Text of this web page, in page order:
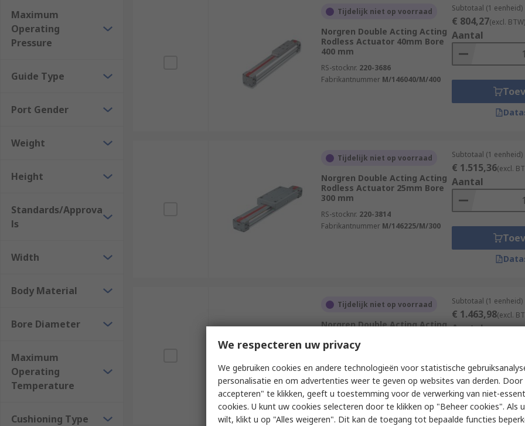
Maximum
Operating
Pressure
Guide Type
Port Gender
Weight
Height
Standards/Approva
ls
Width
Body Material
Bore Diameter
Maximum
Operating
Temperature
Cushioning Type
Tijdelijk niet op voorraad
Norgren Double Acting Acting
Rodless Actuator 40mm Bore
400 mm
RS-stocknr. 220-3686
Fabrikantnummer M/146040/M/400
Subtotaal (1 eenheid)
€ 804,27(excl. BTW)
Aantal
Tijdelijk niet op voorraad
Norgren Double Acting Acting
Rodless Actuator 25mm Bore
300 mm
RS-stocknr. 220-3814
Fabrikantnummer M/146225/M/300
Subtotaal (1 eenheid)
€ 1.515,36(excl.
Aantal
Tijdelijk niet op voorraad
Norgren Double Acting Acting
1600 mm
FabrikantnummerM/146140/M/1600
Subtotaal (1 eenheid)
€ 1.463,98(excl.
Aantal
We respecteren uw privacy
We gebruiken cookies en andere technologieën voor statistische
personalisatie en om advertenties weer te geven op websites van derden. Door
accepteren" te klikken, geeft u toestemming voor de verwerking van niet-
cookies. U kunt uw cookies selecteren door te klikken op "Beheer cookies". Als
wilt, klikt u op "Alles weigeren". Dit kan de toegang tot bepaalde functies